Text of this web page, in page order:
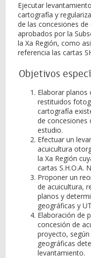
Ejecutar
cartografía y
de las concesiones
aprobados por la
la Xa Región, como
referencia las cartas
Objetivos
Elaborar planos
restituidos
cartografía
de concesiones
estudio.
Efectuar un
acuicultura
la Xa Región
cartas S.H.O.A.
Proponer un
de acuicultura,
planos y
geográficas y
Elaboración de
concesión de
proyecto,
geográficas
levantamiento.